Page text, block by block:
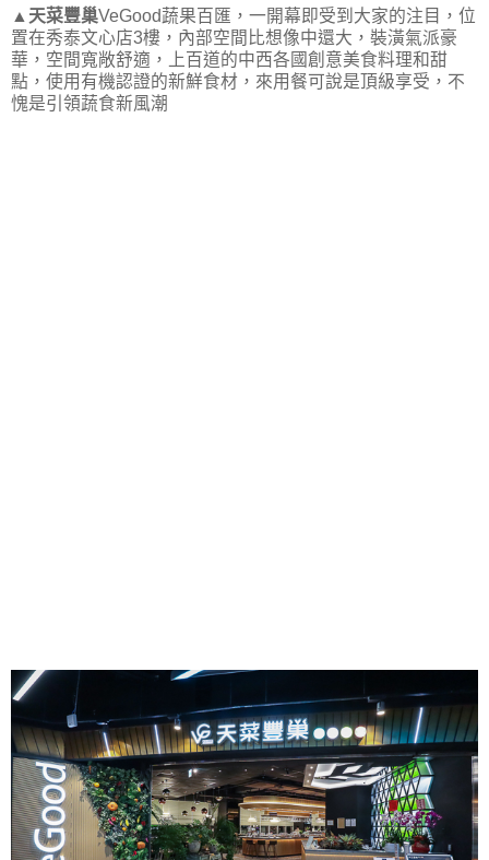
▲ 天菜豐巢VeGood蔬果百匯，一開幕即受到大家的注目，位
置在秀泰文心店3樓，內部空間比想像中還大，裝潢氣派豪
華，空間寬敞舒適，上百道的中西各國創意美食料理和甜
點，使用有機認證的新鮮食材，來用餐可說是頂級享受，不
愧是引領蔬食新風潮